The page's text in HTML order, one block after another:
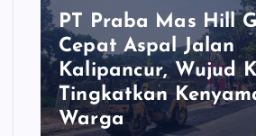
PT Praba Mas Hill
Cepat Aspal Jalan
Kalipancur, Wujud
Tingkatkan
Warga